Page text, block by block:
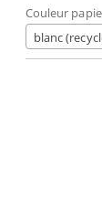
Couleur
blanc